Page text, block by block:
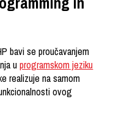
bavi se proučavanjem
uprogramskom jeziku
realizuje na samom
ovog